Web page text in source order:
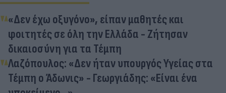
«Δεν έχω οξυγόνο», είπαν μαθητές και
φοιτητές σε όλη την Ελλάδα - Ζήτησαν
δικαιοσύνη για τα Τέμπη
Λαζόπουλος: «Δεν ήταν υπουργός Υγείας στα
Τέμπη ο Άδωνις» - Γεωργιάδης: «Είναι ένα